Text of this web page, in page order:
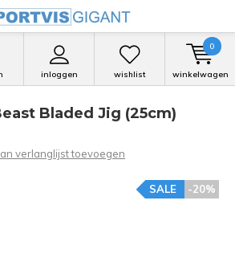
inloggen wishlist winkelwagen
0
Bladed Jig (25cm)
verlanglijst toevoegen
-20%
SALE